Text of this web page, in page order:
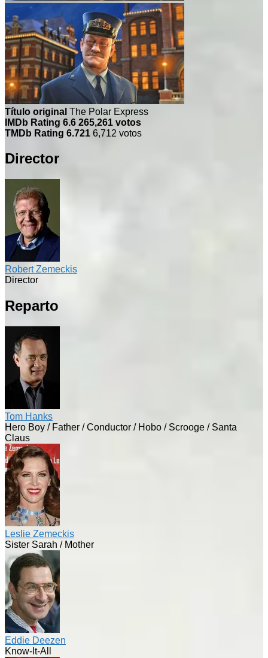
Título original The Polar Express
IMDb Rating 6.6 265,261 votos
TMDb Rating 6.721 6,712 votos
Director
Robert Zemeckis
Director
Reparto
Tom Hanks
Hero Boy / Father / Conductor / Hobo / Scrooge / Santa
Claus
Leslie Zemeckis
Sister Sarah / Mother
Eddie Deezen
Know-It-All